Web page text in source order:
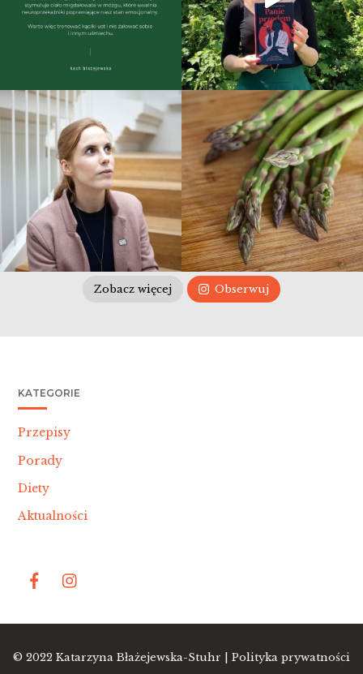
Zobacz więcej Obserwuj
To
KATEGORIE
Przepisy
Porady
Diety
Aktualności
© 2022 Katarzyna Błażejewska-Stuhr | Polityka prywatności